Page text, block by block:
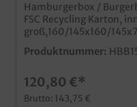
Hamburgerbox /
FSC Recycling Karton,
groß,160/145x160/
und extra stabil für
usw. Bestandteil unserer modernen neuen Produktlinie
Innenseite Bio
Feuchtigkeitsfestigkeit aus zertifiziertem Recycling
Produktnummer:
120,80 €*
Brutto: 143,75 €